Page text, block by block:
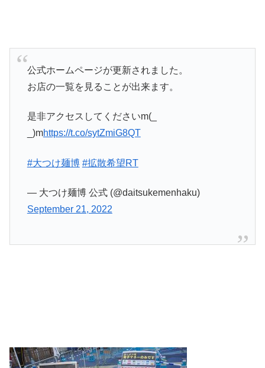
公式ホームページが更新されました。
お店の一覧を見ることが出来ます。
是非アクセスしてくださいm(_
_)mhttps://t.co/sytZmiG8QT
#大つけ麺博 #拡散希望RT
— 大つけ麺博 公式 (@daitsukemenhaku)
September 21, 2022